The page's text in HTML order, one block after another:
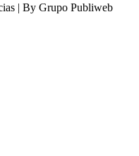
| By Grupo Publiweb